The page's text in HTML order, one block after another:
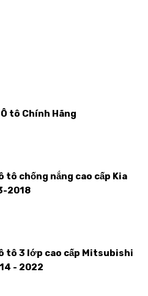
Ô tô Chính Hãng
tô chống nắng cao cấp Kia
2018
tô 3 lớp cao cấp Mitsubishi
- 2022